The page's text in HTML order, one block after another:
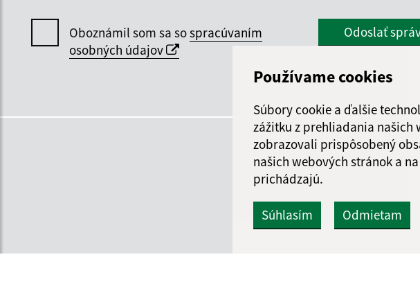
Používame cookies
Súbory cookie a ďalšie
zážitku z prehliadania našich
zobrazovali prispôsobený
našich webových stránok a
prichádzajú.
Súhlasím Odmietam
Oboznámil som sa sospracúvaním
osobných údajov
Odoslať